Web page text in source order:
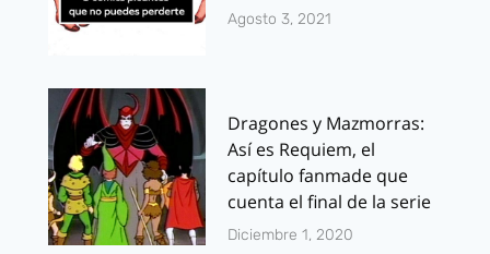
Agosto 3, 2021
Dragones y Mazmorras:
Así es Requiem, el
capítulo fanmade que
cuenta el final de la serie
Diciembre 1, 2020